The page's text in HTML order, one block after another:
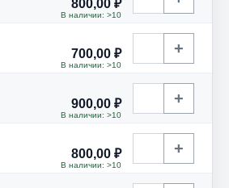
800,00 ₽
В наличии: >10
700,00 ₽
В наличии: >10
+
900,00 ₽
В наличии: >10
+
800,00 ₽
В наличии: >10
+